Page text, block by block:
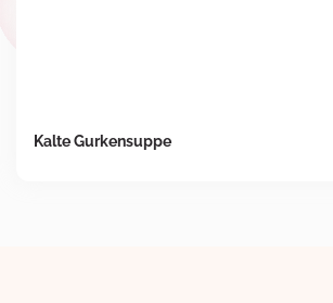
Kalte Gurkensuppe